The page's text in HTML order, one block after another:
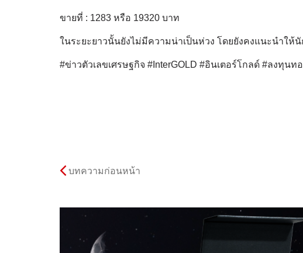
ขายที่ : 1283 หรือ 19320 บาท
ในระยะยาวนั้นยังไม่มีความน่าเป็นห่วง โดยยังคงแนะนำให้
#ข่าวตัวเลขเศรษฐกิจ #InterGOLD #อินเตอร์โกลด์ #ลงทุนท
บทความก่อนหน้า